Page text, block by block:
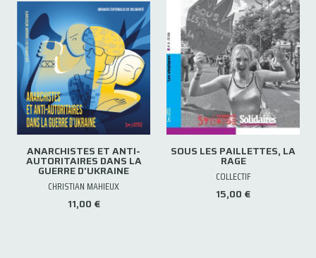
ANARCHISTES ET ANTI-
AUTORITAIRES DANS LA
GUERRE D'UKRAINE
CHRISTIAN MAHIEUX
11,00 €
SOUS LES PAILLETTES, LA
RAGE
COLLECTIF
15,00 €